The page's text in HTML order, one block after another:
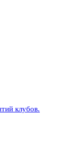
клубов.